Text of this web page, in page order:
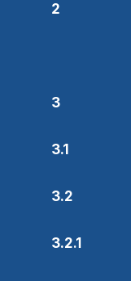
2
3
3.1
3.2
3.2.1